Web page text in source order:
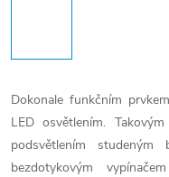
Dokonale funkčním
LED osvětlením.
podsvětlením
bezdotykovým